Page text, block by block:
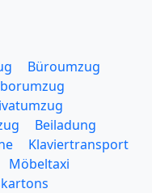
Büroumzug
Beiladung
Klaviertransport
Möbeltaxi